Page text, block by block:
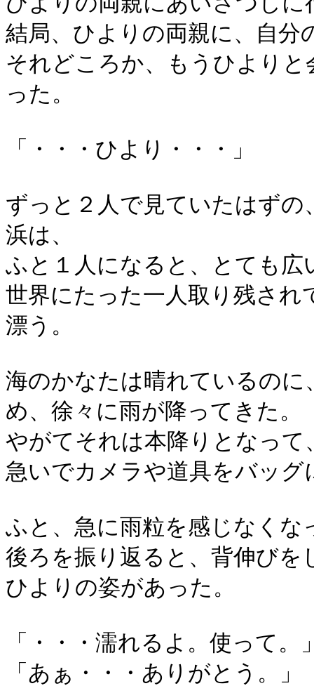
結局、ひよりの両親に、自分
それどころか、もうひより
った。
「・・・ひより・・・」
ずっと２人で見ていたはず
浜は、
ふと１人になると、とても広
世界にたった一人取り残され
漂う。
海のかなたは晴れているの
め、徐々に雨が降ってきた。
やがてそれは本降りとなっ
急いでカメラや道具をバッグ
ふと、急に雨粒を感じなくな
後ろを振り返ると、背伸び
ひよりの姿があった。
「・・・濡れるよ。使って。
「あぁ・・・ありがとう。」